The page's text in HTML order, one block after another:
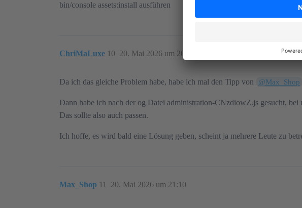
bin/console assets:install ausführen
ChriMaLuxe 20. Mai 2026 um 20:13
10
Da ich das gleiche Problem habe, habe ich mal den Tipp von @Max_Shop
Dann habe ich nach der og Datei administration-CNzdiowZ.js gesucht,
Das sollte also auch passen.
Ich hoffe, es wird bald eine Lösung geben, scheint ja mehrere Leute zu
Max_Shop 20. Mai 2026 um 21:10
11